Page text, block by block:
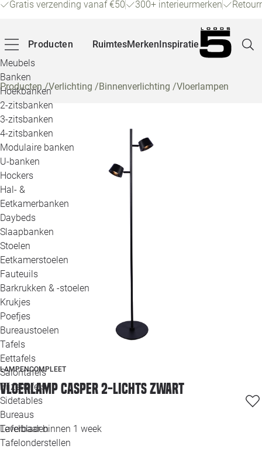
Gratis verzending vanaf €50 300+ interieurmerken
Producten
Meubels
Banken
Hoekbanken
2-zitsbanken
3-zitsbanken
4-zitsbanken
Modulaire banken
U-banken
Hockers
Hal- &
Eetkamerbanken
Daybeds
Slaapbanken
Stoelen
Eetkamerstoelen
Fauteuils
Barkrukken & -stoelen
Krukjes
Poefjes
Bureaustoelen
Tafels
Eettafels
Salontafels
Bijzettafels
Sidetables
Bureaus
Tafelbladen
Tafelonderstellen
RuimtesMerkenInspiratie
Producten/Verlichting /Binnenverlichting /Vloerlampen
LAMPENCOMPLEET
Vloerlamp Casper 2-lichts zwart
Leverbaar binnen 1 week